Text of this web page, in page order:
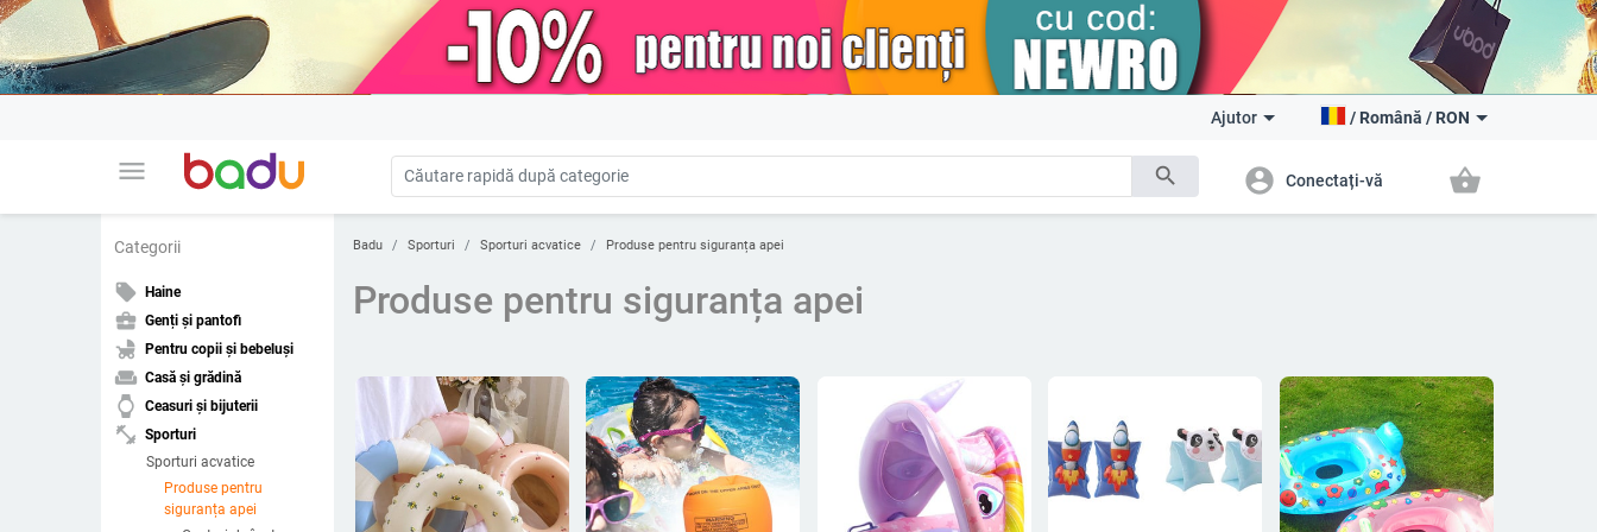
menu search
Ajutor / Română / RON
account_circle Conectați-vă shopping_basket
Categorii
local_offer Haine
business_center Genți și pantofi
child_friendly Pentru copii și bebeluși
weekend Casă și grădină
watch Ceasuri și bijuterii
fitness_center Sporturi
Sporturi acvatice
Produse pentru
siguranța apei
Badu Sporturi Sporturi acvatice Produse pentru siguranța apei
Produse pentru siguranța apei